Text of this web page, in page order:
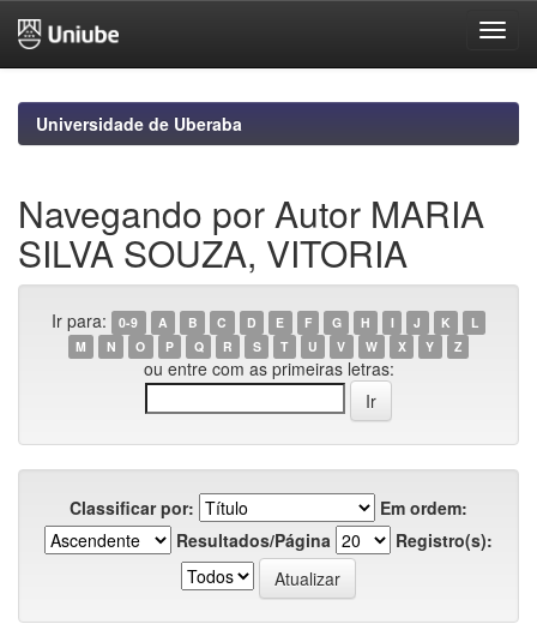
navigationUniversidade de Uberaba
Navegando por Autor MARIA
SILVA SOUZA, VITORIA
Ir para: 0-9 A B C D E F G H I J K
L
M
N O P Q R S T U V W X Y Z
ou entre com as primeiras letras:
Classificar por:
Em ordem:
Resultados/Página
Registro(s):